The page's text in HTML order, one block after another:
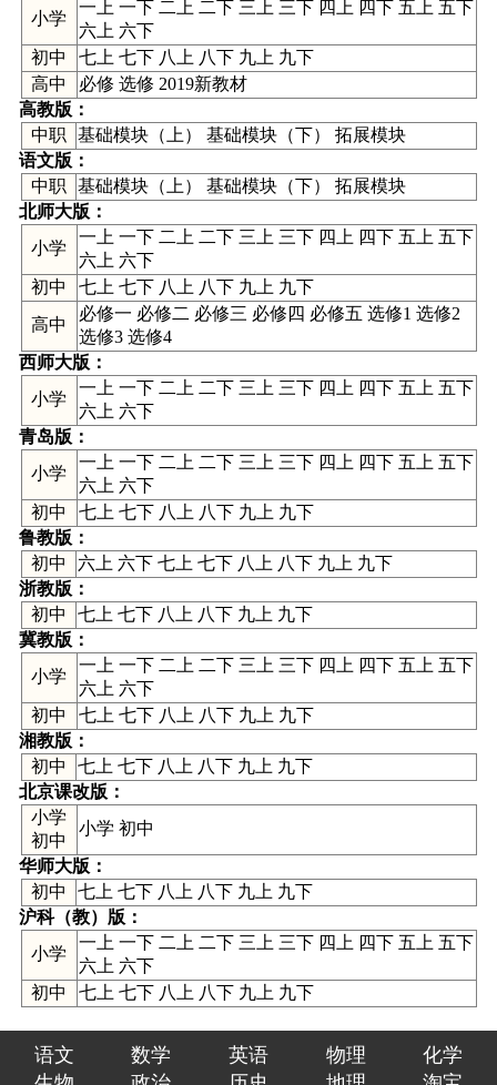
小学
一上 一下 二上 二下 三上 三下 四上 四下 五上 五下
六上 六下
初中
七上 七下 八上 八下 九上 九下
高中
必修 选修 2019新教材
高教版 ：
中职
基础模块（上） 基础模块（下） 拓展模块
语文版 ：
中职
基础模块（上） 基础模块（下） 拓展模块
北师大版 ：
小学
一上 一下 二上 二下 三上 三下 四上 四下 五上 五下
六上 六下
初中
七上 七下 八上 八下 九上 九下
高中
必修一 必修二 必修三 必修四 必修五 选修1 选修2
选修3 选修4
西师大版 ：
小学
一上 一下 二上 二下 三上 三下 四上 四下 五上 五下
六上 六下
青岛版 ：
小学
一上 一下 二上 二下 三上 三下 四上 四下 五上 五下
六上 六下
初中
七上 七下 八上 八下 九上 九下
鲁教版 ：
初中
六上 六下 七上 七下 八上 八下 九上 九下
浙教版 ：
初中
七上 七下 八上 八下 九上 九下
冀教版 ：
小学
一上 一下 二上 二下 三上 三下 四上 四下 五上 五下
六上 六下
初中
七上 七下 八上 八下 九上 九下
湘教版 ：
初中
七上 七下 八上 八下 九上 九下
北京课改版 ：
小学
初中
小学 初中
华师大版 ：
初中
七上 七下 八上 八下 九上 九下
沪科（教）版 ：
小学
一上 一下 二上 二下 三上 三下 四上 四下 五上 五下
六上 六下
初中
七上 七下 八上 八下 九上 九下
语文 数学 英语 物理
化学